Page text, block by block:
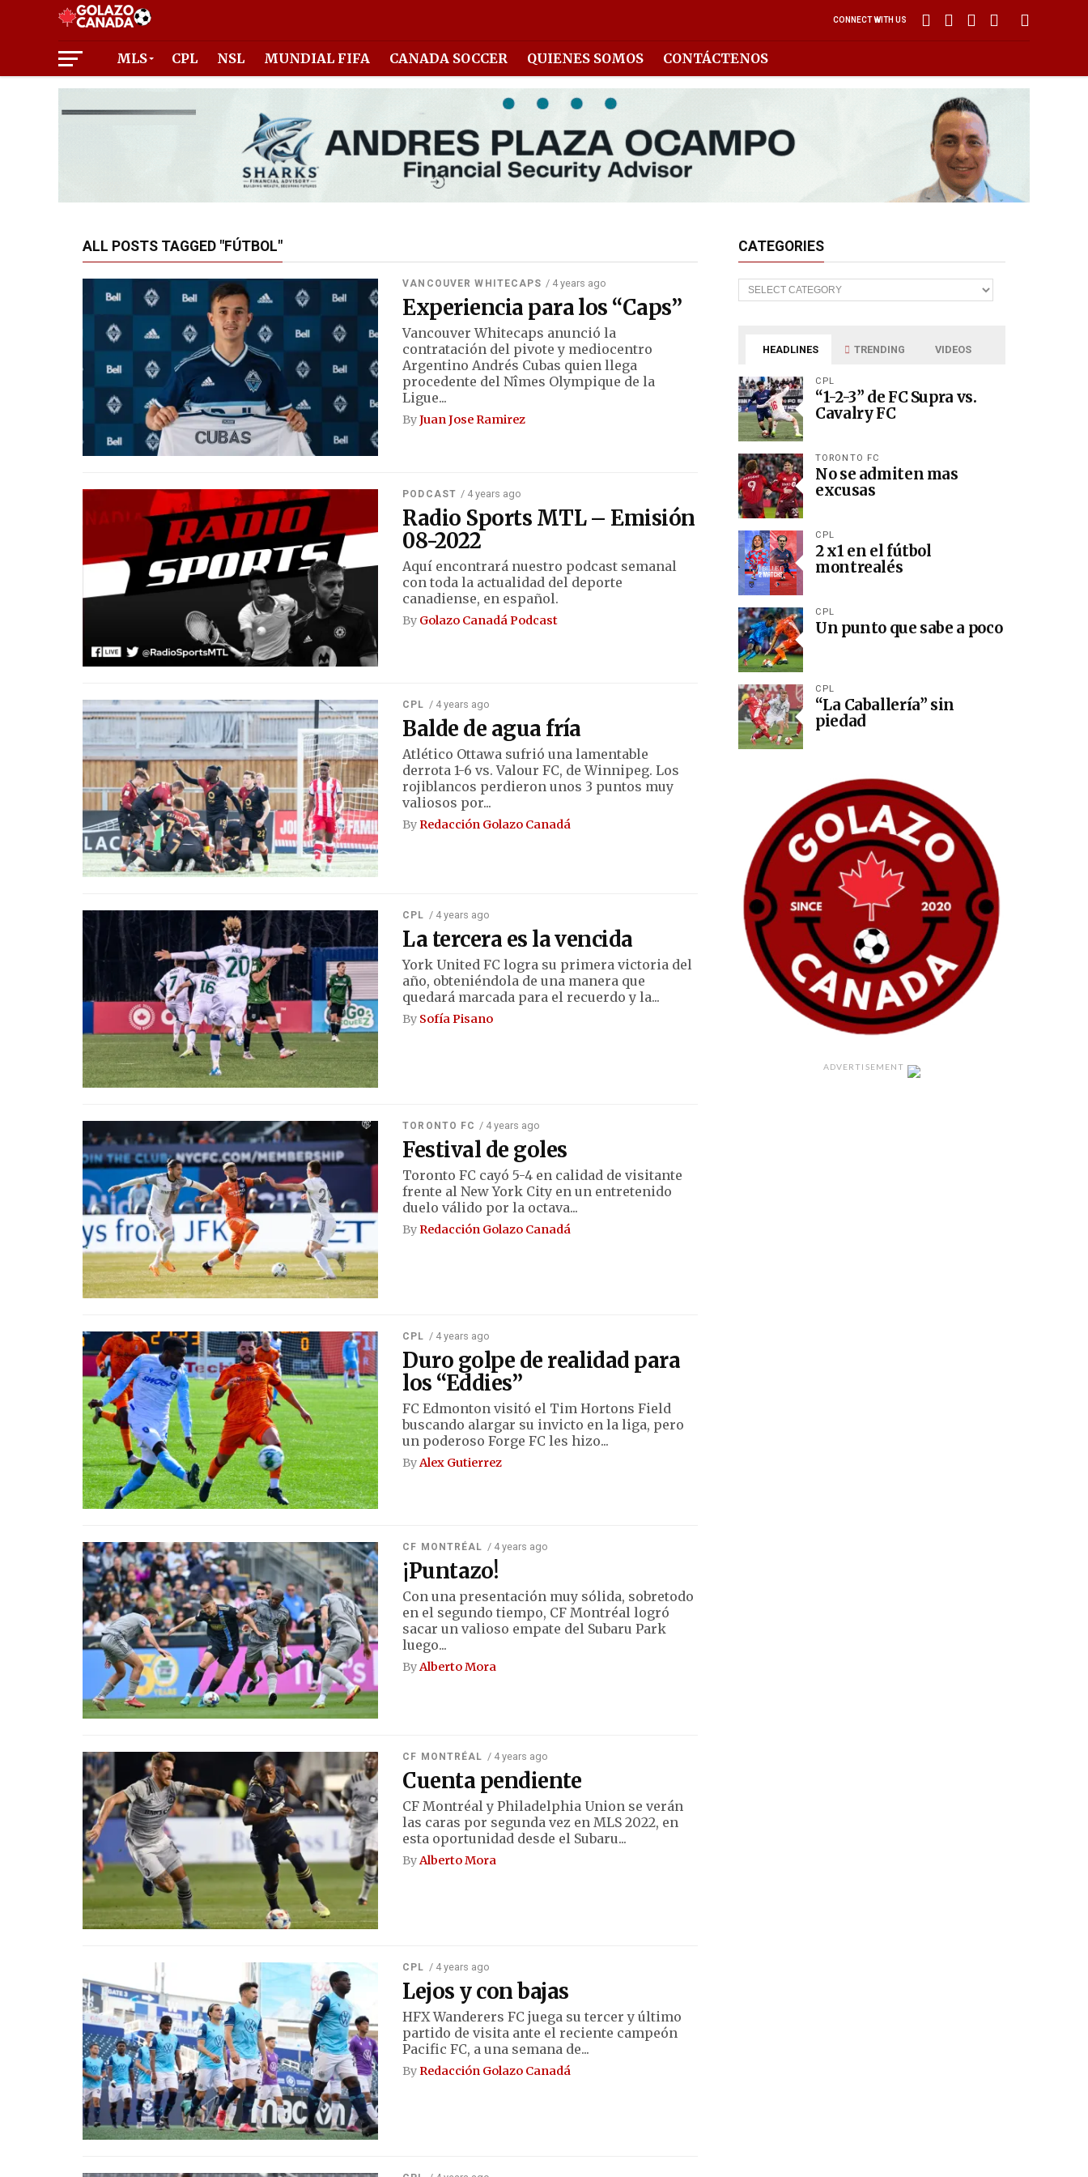
CONNECT WITH US
MLS CPL NSL MUNDIAL FIFA CANADA SOCCER QUIENES SOMOS CONTÁCTENOS
ALL POSTS TAGGED "FÚTBOL"
VANCOUVER WHITECAPS / 4 years ago
Experiencia para los “Caps”
Vancouver Whitecaps anunció la
contratación del pivote y mediocentro
Argentino Andrés Cubas quien llega
procedente del Nîmes Olympique de la
Ligue...
ByJuan Jose Ramirez
PODCAST / 4 years ago
Radio Sports MTL – Emisión
08-2022
Aquí encontrará nuestro podcast semanal
con toda la actualidad del deporte
canadiense, en español.
By Golazo Canadá Podcast
CPL / 4 years ago
Balde de agua fría
Atlético Ottawa sufrió una lamentable
derrota 1-6 vs. Valour FC, de Winnipeg. Los
rojiblancos perdieron unos 3 puntos muy
valiosos por...
ByRedacción Golazo Canadá
CPL / 4 years ago
La tercera es la vencida
York United FC logra su primera victoria del
año, obteniéndola de una manera que
quedará marcada para el recuerdo y la...
By Sofía Pisano
TORONTO FC / 4 years ago
Festival de goles
Toronto FC cayó 5-4 en calidad de visitante
frente al New York City en un entretenido
duelo válido por la octava...
ByRedacción Golazo Canadá
CPL / 4 years ago
Duro golpe de realidad para
los “Eddies”
FC Edmonton visitó el Tim Hortons Field
buscando alargar su invicto en la liga, pero
un poderoso Forge FC les hizo...
ByAlex Gutierrez
CF MONTRÉAL / 4 years ago
¡Puntazo!
Con una presentación muy sólida, sobretodo
en el segundo tiempo, CF Montréal logró
sacar un valioso empate del Subaru Park
luego...
By Alberto Mora
CF MONTRÉAL / 4 years ago
Cuenta pendiente
CF Montréal y Philadelphia Union se verán
las caras por segunda vez en MLS 2022, en
esta oportunidad desde el Subaru...
ByAlberto Mora
CPL / 4 years ago
Lejos y con bajas
HFX Wanderers FC juega su tercer y último
partido de visita ante el reciente campeón
Pacific FC, a una semana de...
ByRedacción Golazo Canadá
CATEGORIES
Categories
HEADLINES TRENDING VIDEOS
CPL
“1-2-3” de FC Supra vs.
Cavalry FC
TORONTO FC
No se admiten mas
excusas
CPL
2 x1 en el fútbol
montrealés
CPL
Un punto que sabe a poco
CPL
“La Caballería” sin
piedad
ADVERTISEMENT